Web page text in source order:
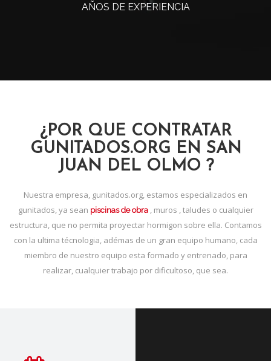
AÑOS DE EXPERIENCIA
¿POR QUE CONTRATAR
GUNITADOS.ORG EN SAN
JUAN DEL OLMO ?
Nuestra empresa, gunitados.org, estamos especializados en
gunitados, ya sean piscinas de obra, muros , taludes o cualquier
estructura, que no permita proyectar hormigon sobre ella. Contamos
con la ultima técnologia, adémas de un gran equipo humano, cada
miembro de nuestro equipo esta formado y entrenado, para
realizar, cualquier trabajo por dificultoso, que sea.